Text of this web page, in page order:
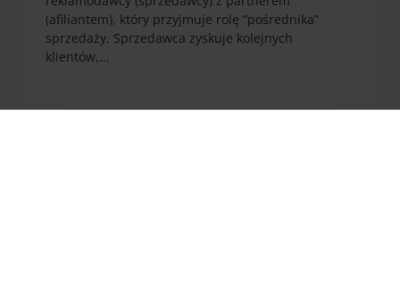
(afiliantem), który przyjmuje rolę “pośrednika”
sprzedaży. Sprzedawca zyskuje kolejnych
klientów,...